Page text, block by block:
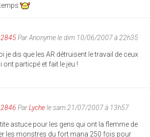
ParAnonymele dim 10/06/2007 à 22h35
je dis que les AR détruisent le travail de ceux
ont particpé et fait le jeu !
ParLychele sam 21/07/2007 à 13h57
astuce pour les gens qui ont la flemme de
les monstres du fort mana 250 fois pour